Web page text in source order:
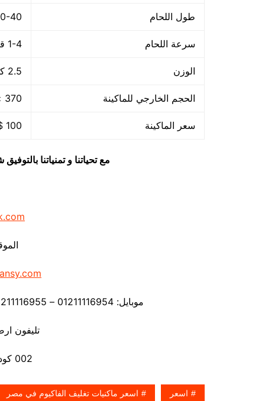
طول اللحام 30-40
سرعة اللحام 1-4 قطعة/الدقيقة
الوزن 2.5 كجم
الحجم الخارجي للماكينة 370 × 140 × 73 مم
سعر الماكينة 100 $ او ما يعادله بالجنيه المصرى
مع تحياتنا و تمنياتنا
موبايل: 01211116954 – 01211116955 – 01211116956 – – 01211116958
تليفون ارضي
002 كود مصر قبل الرقم
اسعر اسعر ماكنيات تغليف الفاكيوم في مصر